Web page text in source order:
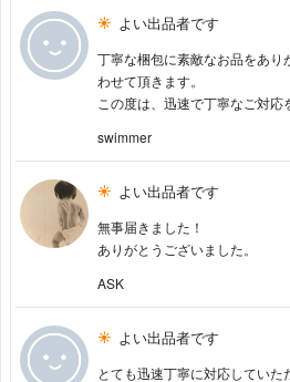
よい出品者です
丁寧な梱包に素敵なお品をあ
わせて頂きます。
この度は、迅速で丁寧なご対応
swimmer
よい出品者です
無事届きました！
ありがとうございました。
ASK
よい出品者です
とても迅速丁寧に対応してい